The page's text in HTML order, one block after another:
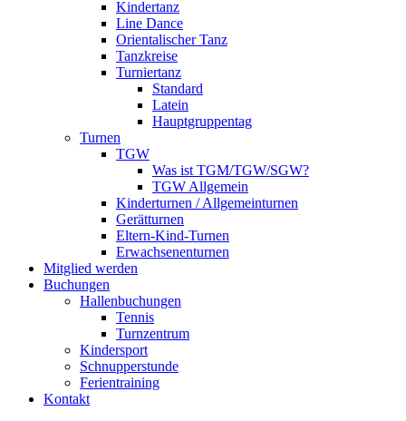
Kindertanz
Line Dance
Orientalischer Tanz
Tanzkreise
Turniertanz
Standard
Latein
Hauptgruppentag
Turnen
TGW
Was ist TGM/TGW/SGW?
TGW Allgemein
Kinderturnen / Allgemeinturnen
Gerätturnen
Eltern-Kind-Turnen
Erwachsenenturnen
Mitglied werden
Buchungen
Hallenbuchungen
Tennis
Turnzentrum
Kindersport
Schnupperstunde
Ferientraining
Kontakt